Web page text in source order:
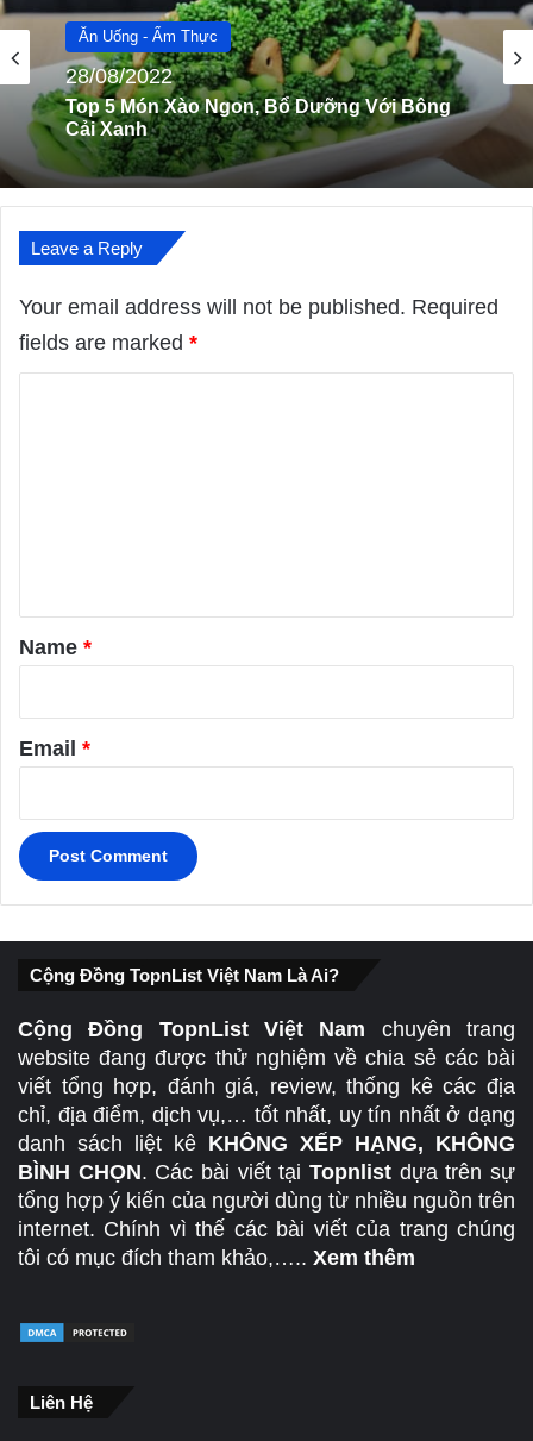
Ăn Uống - Ẩm Thực
28/08/2022
Top 10 Địa Điểm Ăn Uống “Nức Tiếng” Ở
Sapa
Leave a Reply
Your email address will not be published. Required
fields are marked *
*
Name *
Email *
Cộng Đồng TopnList Việt Nam Là Ai?
Cộng Đồng TopnList Việt Nam chuyên trang
website đang được thử nghiệm về chia sẻ các bài
viết tổng hợp, đánh giá, review, thống kê các địa
chỉ, địa điểm, dịch vụ,… tốt nhất, uy tín nhất ở dạng
danh sách liệt kê KHÔNG XẾP HẠNG, KHÔNG
BÌNH CHỌN. Các bài viết tạiTopnlist dựa trên sự
tổng hợp ý kiến của người dùng từ nhiều nguồn trên
internet. Chính vì thế các bài viết của trang chúng
tôi có mục đích tham khảo,….. Xem thêm
Liên Hệ